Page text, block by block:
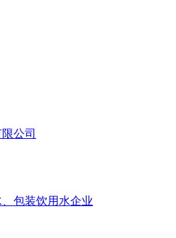
公司
包装饮用水企业